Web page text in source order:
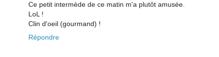
Ce petit intermède de ce matin m'a plutôt amusée.
LoL !
Clin d'oeil (gourmand) !
Répondre